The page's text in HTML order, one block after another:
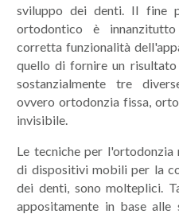
sviluppo dei denti. Il fine
ortodontico è
corretta funzionalità
quello di fornire un risultato
sostanzialmente tre
ovvero ortodonzia fissa,
invisibile.
Le tecniche per
di dispositivi mobili per la
dei denti, sono molteplici.
appositamente in base alle